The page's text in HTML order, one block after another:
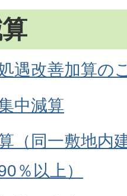
遇改善加算の
中減算
（同一敷地内
％以上）